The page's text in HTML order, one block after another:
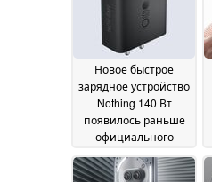
Новое быстрое
зарядное устройство
Nothing 140 Вт
появилось раньше
официального
анонса24 September 2024